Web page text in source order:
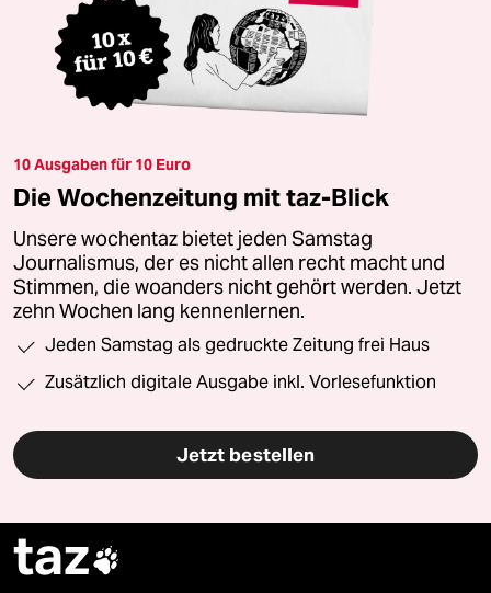
10 Ausgaben für 10 Euro
Die Wochenzeitung mit taz-Blick
Unsere wochentaz bietet jeden Samstag
Journalismus, der es nicht allen recht macht und
Stimmen, die woanders nicht gehört werden. Jetzt
zehn Wochen lang kennenlernen.
Jeden Samstag als gedruckte Zeitung frei Haus
Zusätzlich digitale Ausgabe inkl. Vorlesefunktion
Jetzt bestellen
taz